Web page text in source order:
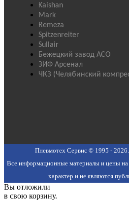
Kaishan
Mark
Remeza
Spitzenreiter
Sullair
Бежецкий завод АСО
ЗИФ Арсенал
ЧКЗ (Челябинский
Пневмотех Сервис © 1995 -
Все информационные материалы и цены на
характер и не являются
Вы отложили
в свою корзину.